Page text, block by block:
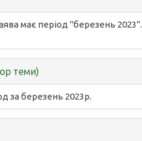
має період "березень
теми)
за березень 2023р.